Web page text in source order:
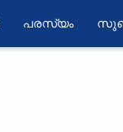
പരസ്യം